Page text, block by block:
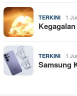
TERKINI 1
TERKINI 1
Samsung